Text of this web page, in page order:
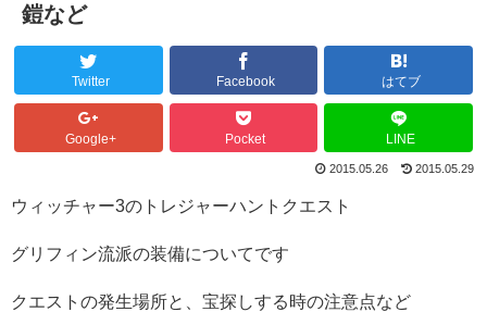
鎧など
Twitter Facebook はてブ
Google+ Pocket LINE
2015.05.26 2015.05.29
ウィッチャー3のトレジャーハントクエスト
グリフィン流派の装備についてです
クエストの発生場所と、宝探しする時の注意点など